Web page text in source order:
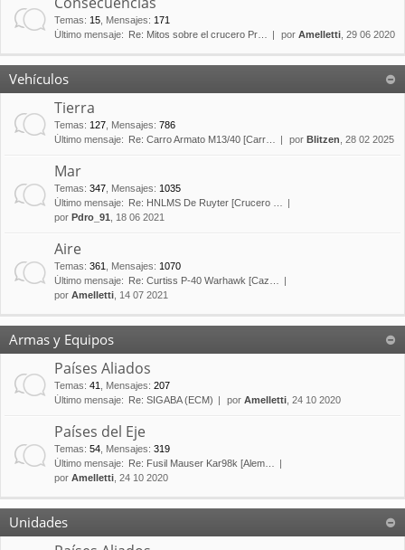
Temas: 15 Mensajes: 171
Último mensaje:
Re: Mitos sobre el crucero Pr… por Amelletti , 29 06 2020
Vehículos
Tierra
Temas: 127 Mensajes: 786
Último mensaje:
Re: Carro Armato M13/40 [Carr… por Blitzen , 28 02 2025
Mar
Temas: 347 Mensajes: 1035
Último mensaje:
Re: HNLMS De Ruyter [Crucero …
por Pdro_91 , 18 06 2021
Aire
Temas: 361 Mensajes: 1070
Último mensaje:
Re: Curtiss P-40 Warhawk [Caz…
por Amelletti , 14 07 2021
Armas y Equipos
Países Aliados
Temas: 41 Mensajes: 207
Último mensaje:
Re: SIGABA (ECM) por Amelletti , 24 10 2020
Países del Eje
Temas: 54 Mensajes: 319
Último mensaje:
Re: Fusil Mauser Kar98k [Alem…
por Amelletti , 24 10 2020
Unidades